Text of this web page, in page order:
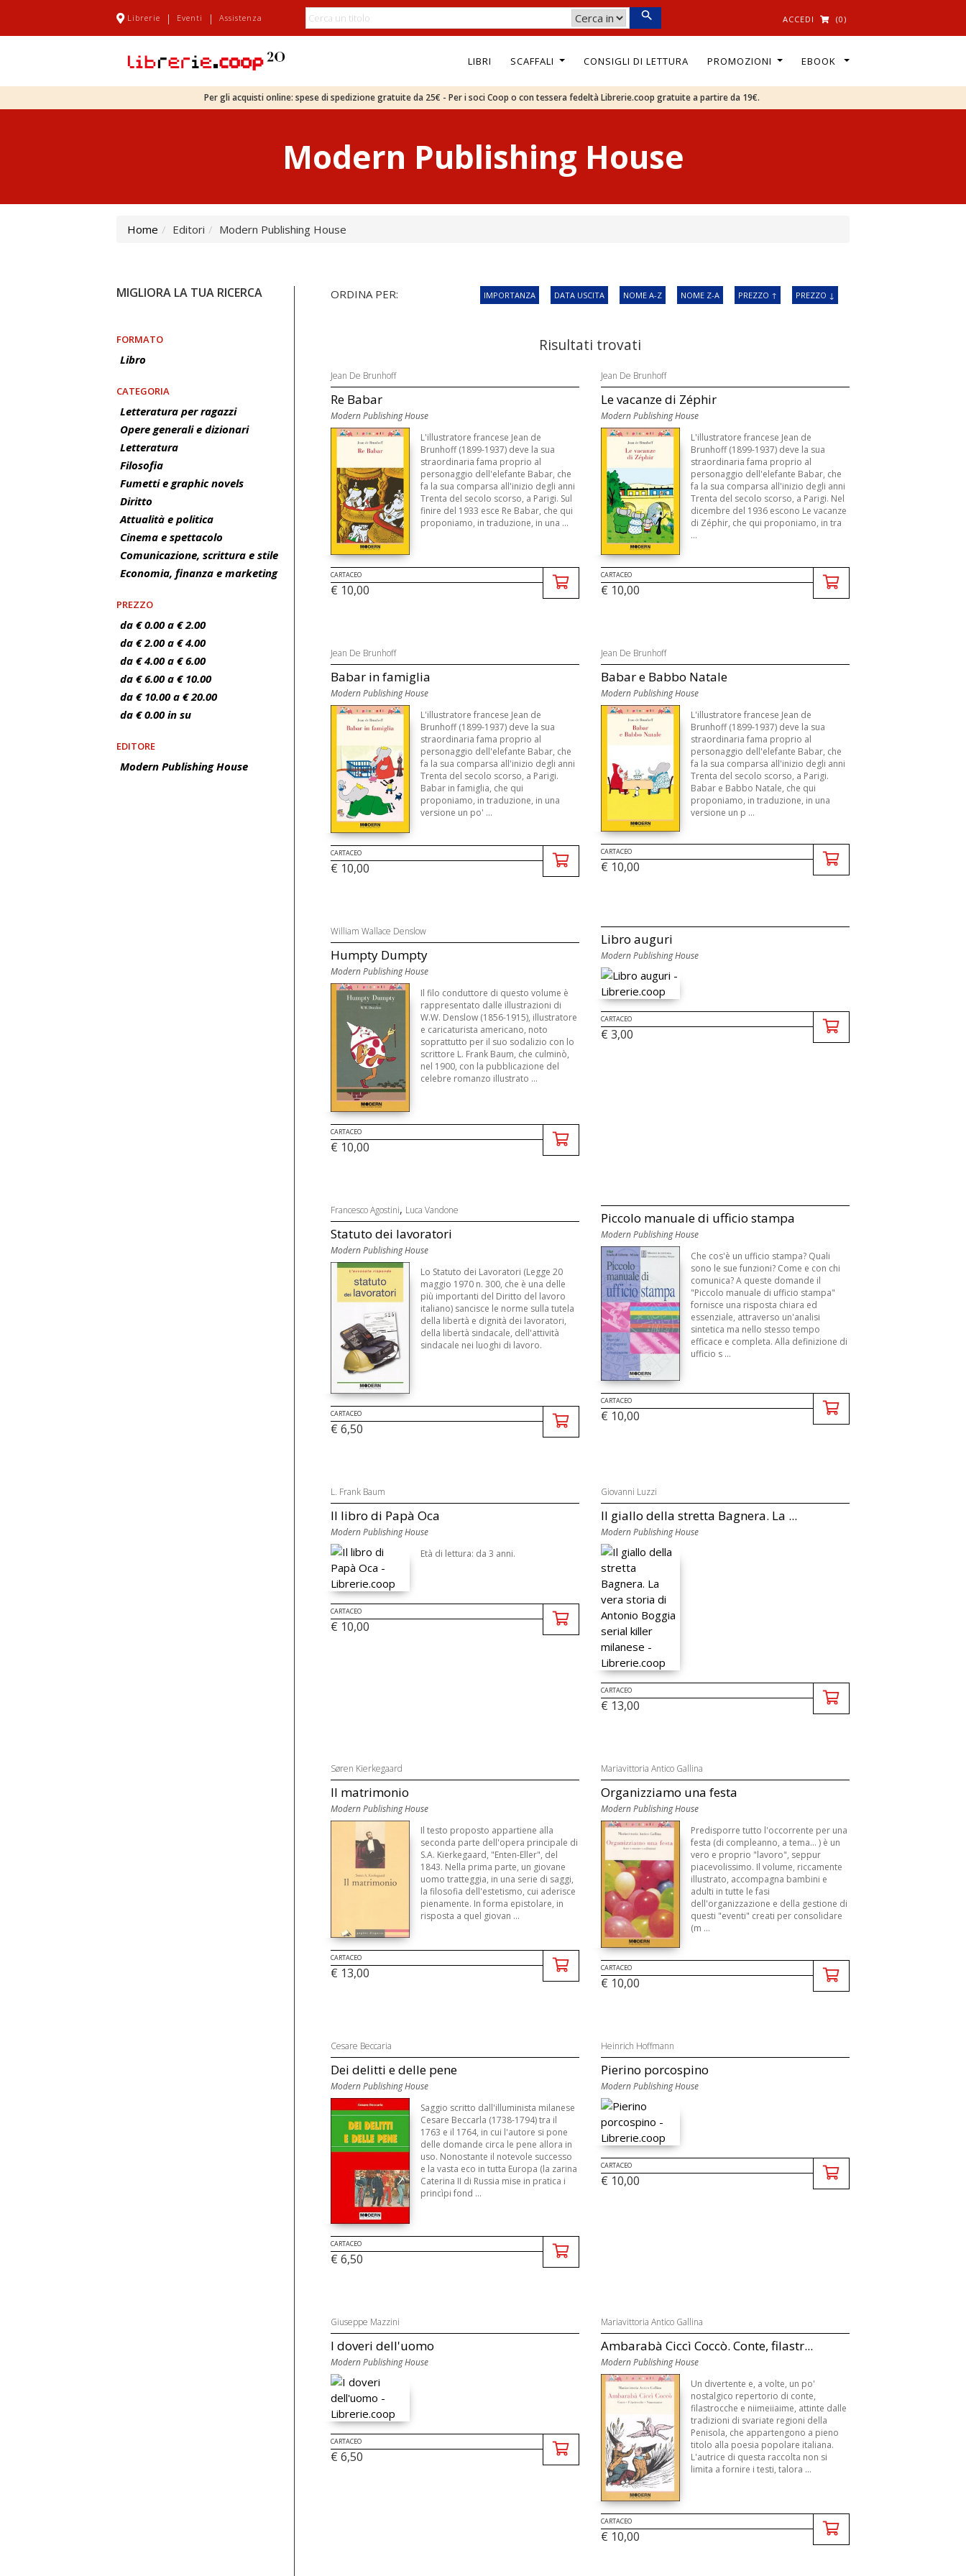
Librerie | Eventi | Assistenza ACCEDI (0)
LIBRI SCAFFALI CONSIGLI DI LETTURA PROMOZIONI EBOOK
Per gli acquisti online: spese di spedizione gratuite da 25€ - Per i soci Coop o con tessera fedeltà Librerie.coop gratuite a partire da 19€.
Modern Publishing House
Home Editori Modern Publishing House
MIGLIORA LA TUA RICERCA
FORMATO
Libro
CATEGORIA
Letteratura per ragazzi
Opere generali e dizionari
Letteratura
Filosofia
Fumetti e graphic novels
Diritto
Attualità e politica
Cinema e spettacolo
Comunicazione, scrittura e stile
Economia, finanza e marketing
PREZZO
da € 0.00 a € 2.00
da € 2.00 a € 4.00
da € 4.00 a € 6.00
da € 6.00 a € 10.00
da € 10.00 a € 20.00
da € 0.00 in su
EDITORE
Modern Publishing House
ORDINA PER: IMPORTANZA DATA USCITA NOME A-Z NOME Z-A PREZZO ↑ PREZZO ↓
Risultati trovati
Jean De Brunhoff
Re Babar
Modern Publishing House
L'illustratore francese Jean de
Brunhoff (1899-1937) deve la sua
straordinaria fama proprio al
personaggio dell'elefante Babar, che
fa la sua comparsa all'inizio degli anni
Trenta del secolo scorso, a Parigi. Sul
finire del 1933 esce Re Babar, che qui
proponiamo, in traduzione, in una ...
CARTACEO
€ 10,00
Jean De Brunhoff
Le vacanze di Zéphir
Modern Publishing House
L'illustratore francese Jean de
Brunhoff (1899-1937) deve la sua
straordinaria fama proprio al
personaggio dell'elefante Babar, che
fa la sua comparsa all'inizio degli anni
Trenta del secolo scorso, a Parigi. Nel
dicembre del 1936 escono Le vacanze
di Zéphir, che qui proponiamo, in tra
...
CARTACEO
€ 10,00
Jean De Brunhoff
Babar in famiglia
Modern Publishing House
L'illustratore francese Jean de
Brunhoff (1899-1937) deve la sua
straordinaria fama proprio al
personaggio dell'elefante Babar, che
fa la sua comparsa all'inizio degli anni
Trenta del secolo scorso, a Parigi.
Babar in famiglia, che qui
proponiamo, in traduzione, in una
versione un po' ...
CARTACEO
€ 10,00
Jean De Brunhoff
Babar e Babbo Natale
Modern Publishing House
L'illustratore francese Jean de
Brunhoff (1899-1937) deve la sua
straordinaria fama proprio al
personaggio dell'elefante Babar, che
fa la sua comparsa all'inizio degli anni
Trenta del secolo scorso, a Parigi.
Babar e Babbo Natale, che qui
proponiamo, in traduzione, in una
versione un p ...
CARTACEO
€ 10,00
William Wallace Denslow
Humpty Dumpty
Modern Publishing House
Il filo conduttore di questo volume è
rappresentato dalle illustrazioni di
W.W. Denslow (1856-1915), illustratore
e caricaturista americano, noto
soprattutto per il suo sodalizio con lo
scrittore L. Frank Baum, che culminò,
nel 1900, con la pubblicazione del
celebre romanzo illustrato ...
CARTACEO
€ 10,00
Libro auguri
Modern Publishing House
CARTACEO
€ 3,00
Francesco Agostini, Luca Vandone
Statuto dei lavoratori
Modern Publishing House
Lo Statuto dei Lavoratori (Legge 20
maggio 1970 n. 300, che è una delle
più importanti del Diritto del lavoro
italiano) sancisce le norme sulla tutela
della libertà e dignità dei lavoratori,
della libertà sindacale, dell'attività
sindacale nei luoghi di lavoro.
CARTACEO
€ 6,50
Piccolo manuale di ufficio stampa
Modern Publishing House
Che cos'è un ufficio stampa? Quali
sono le sue funzioni? Come e con chi
comunica? A queste domande il
"Piccolo manuale di ufficio stampa"
fornisce una risposta chiara ed
essenziale, attraverso un'analisi
sintetica ma nello stesso tempo
efficace e completa. Alla definizione di
ufficio s ...
CARTACEO
€ 10,00
L. Frank Baum
Il libro di Papà Oca
Modern Publishing House
Età di lettura: da 3 anni.
CARTACEO
€ 10,00
Giovanni Luzzi
Il giallo della stretta Bagnera. La ...
Modern Publishing House
CARTACEO
€ 13,00
Søren Kierkegaard
Il matrimonio
Modern Publishing House
Il testo proposto appartiene alla
seconda parte dell'opera principale di
S.A. Kierkegaard, "Enten-Eller", del
1843. Nella prima parte, un giovane
uomo tratteggia, in una serie di saggi,
la filosofia dell'estetismo, cui aderisce
pienamente. In forma epistolare, in
risposta a quel giovan ...
CARTACEO
€ 13,00
Mariavittoria Antico Gallina
Organizziamo una festa
Modern Publishing House
Predisporre tutto l'occorrente per una
festa (di compleanno, a tema... ) è un
vero e proprio "lavoro", seppur
piacevolissimo. Il volume, riccamente
illustrato, accompagna bambini e
adulti in tutte le fasi
dell'organizzazione e della gestione di
questi "eventi" creati per consolidare
(m ...
CARTACEO
€ 10,00
Cesare Beccaria
Dei delitti e delle pene
Modern Publishing House
Saggio scritto dall'illuminista milanese
Cesare Beccarla (1738-1794) tra il
1763 e il 1764, in cui l'autore si pone
delle domande circa le pene allora in
uso. Nonostante il notevole successo
e la vasta eco in tutta Europa (la zarina
Caterina II di Russia mise in pratica i
princìpi fond ...
CARTACEO
€ 6,50
Heinrich Hoffmann
Pierino porcospino
Modern Publishing House
CARTACEO
€ 10,00
Giuseppe Mazzini
I doveri dell'uomo
Modern Publishing House
CARTACEO
€ 6,50
Mariavittoria Antico Gallina
Ambarabà Ciccì Coccò. Conte, filastr...
Modern Publishing House
Un divertente e, a volte, un po'
nostalgico repertorio di conte,
filastrocche e niimeiiaime, attinte dalle
tradizioni di svariate regioni della
Penisola, che appartengono a pieno
titolo alla poesia popolare italiana.
L'autrice di questa raccolta non si
limita a fornire i testi, talora ...
CARTACEO
€ 10,00